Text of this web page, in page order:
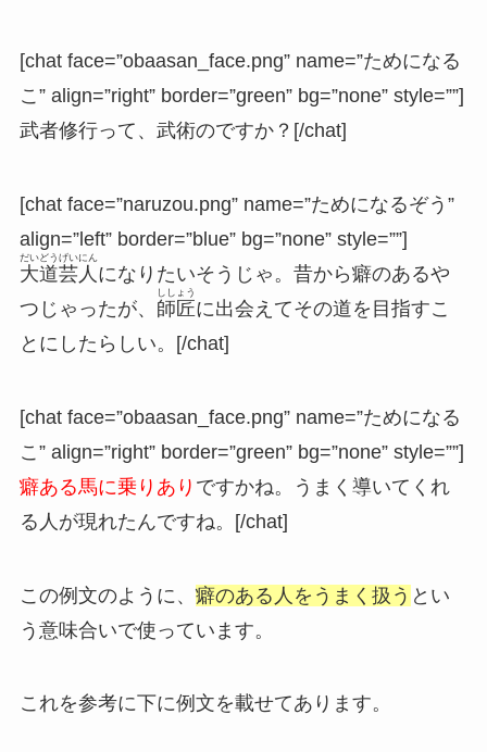
[chat face=”obaasan_face.png” name=”ためになる
こ” align=”right” border=”green” bg=”none” style=””]
武者修行って、武術のですか？[/chat]
[chat face=”naruzou.png” name=”ためになるぞう”
align=”left” border=”blue” bg=”none” style=””]
大道芸人
だいどうげいにん
になりたいそうじゃ。昔から癖のあるや
つじゃったが、 師匠
ししょう
に出会えてその道を目指すこ
とにしたらしい。[/chat]
[chat face=”obaasan_face.png” name=”ためになる
こ” align=”right” border=”green” bg=”none” style=””]
癖ある馬に乗りあり ですかね。うまく導いてくれ
る人が現れたんですね。[/chat]
この例文のように、 癖のある人をうまく扱う とい
う意味合いで使っています。
これを参考に下に例文を載せてあります。